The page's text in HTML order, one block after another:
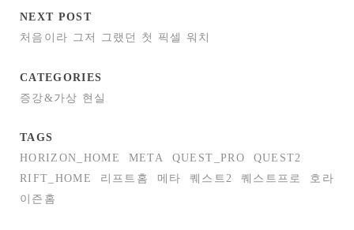
NEXT POST
처음이라 그저 그랬던 첫 픽셀 워치
CATEGORIES
증강&가상 현실
TAGS
HORIZON_HOME
META QUEST_PRO
QUEST2
RIFT_HOME
리프트홈 메타 퀘스트2 퀘스트프로
호라
이즌홈